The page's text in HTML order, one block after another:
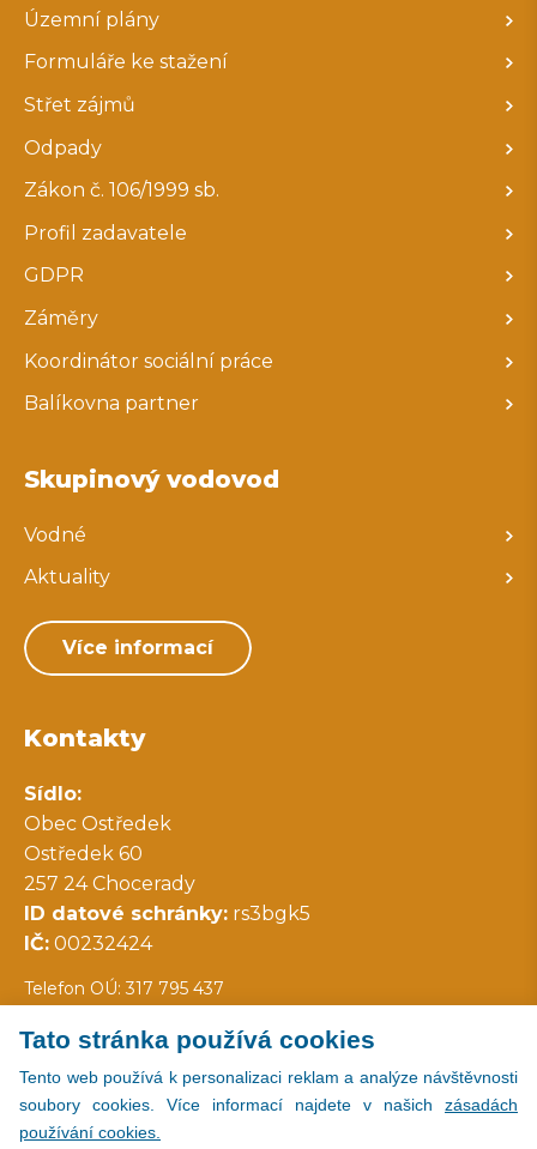
Tato stránka používá cookies
Tento web používá k personalizaci reklam a analýze návštěvnosti
soubory cookies. Více informací najdete v našich zásadách
používání cookies.
Územní plány
Formuláře ke stažení
Střet zájmů
Odpady
Zákon č. 106/1999 sb.
Profil zadavatele
GDPR
Záměry
Koordinátor sociální práce
Balíkovna partner
Skupinový vodovod
Vodné
Aktuality
Více informací
Kontakty
Sídlo:
Obec Ostředek
Ostředek 60
257 24 Chocerady
ID datové schránky: rs3bgk5
IČ: 00232424
Telefon OÚ: 317 795 437
Všechny kontakty